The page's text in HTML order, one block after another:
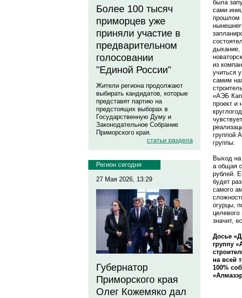
Более 100 тысяч
приморцев уже
приняли участие в
предварительном
голосовании
"Единой России"
Жители региона продолжают
выбирать кандидатов, которые
представят партию на
предстоящих выборах в
Государственную Думу и
Законодательное Собрание
Приморского края.
статьи раздела
Регион сегодня
27 Мая 2026, 13:29
Губернатор
Приморского края
Олег Кожемяко дал
была
сами
прошлом
дыхание,
из
учиться
самим
«АЭБ
проект и
группой
группы.
Выход на
а общая
рублей.
будет
самого
огурцы,
значит,
Досье
группу
на всей
100%